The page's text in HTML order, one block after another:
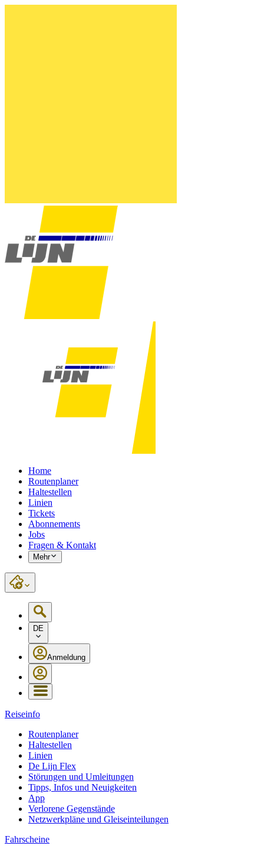
Home
Routenplaner
Haltestellen
Linien
Tickets
Abonnements
Jobs
Fragen & Kontakt
Mehr
DE
Anmeldung
Reiseinfo
Routenplaner
Haltestellen
Linien
De Lijn Flex
Störungen und Umleitungen
Tipps, Infos und Neuigkeiten
App
Verlorene Gegenstände
Netzwerkpläne und Gleiseinteilungen
Fahrscheine